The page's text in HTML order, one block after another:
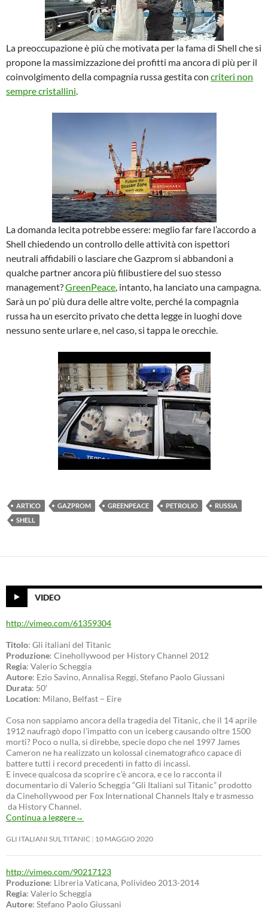
La preoccupazione è più che motivata per la fama di Shell che si
propone la massimizzazione dei profitti ma ancora di più per il
coinvolgimento della compagnia russa gestita con criteri non
sempre cristallini.
La domanda lecita potrebbe essere: meglio far fare l’accordo a
Shell chiedendo un controllo delle attività con ispettori
neutrali affidabili o lasciare che Gazprom si abbandoni a
qualche partner ancora più filibustiere del suo stesso
management?GreenPeace, intanto, ha lanciato una campagna.
Sarà un po’ più dura delle altre volte, perché la compagnia
russa ha un esercito privato che detta legge in luoghi dove
nessuno sente urlare e, nel caso, si tappa le orecchie.
ARTICO GAZPROM GREENPEACE PETROLIO
RUSSIA
SHELL
VIDEO
http://vimeo.com/61359304
Titolo: Gli italiani del Titanic
Produzione: Cinehollywood per History Channel 2012
Regia: Valerio Scheggia
Autore: Ezio Savino, Annalisa Reggi, Stefano Paolo Giussani
Durata: 50′
Location: Milano, Belfast – Eire
Cosa non sappiamo ancora della tragedia del Titanic, che il 14 aprile
1912 naufragò dopo l’impatto con un iceberg causando oltre 1500
morti? Poco o nulla, si direbbe, specie dopo che nel 1997 James
Cameron ne ha realizzato un kolossal cinematografico capace di
battere tutti i record precedenti in fatto di incassi.
E invece qualcosa da scoprire c’è ancora, e ce lo racconta il
documentario di Valerio Scheggia “Gli Italiani sul Titanic” prodotto
da Cinehollywood per Fox International Channels Italy e trasmesso
da History Channel.
Continua a leggere→
GLI ITALIANI SUL TITANIC 10 MAGGIO 2020
http://vimeo.com/90217123
Produzione: Libreria Vaticana, Polivideo 2013-2014
Regia: Valerio Scheggia
Autore: Stefano Paolo Giussani